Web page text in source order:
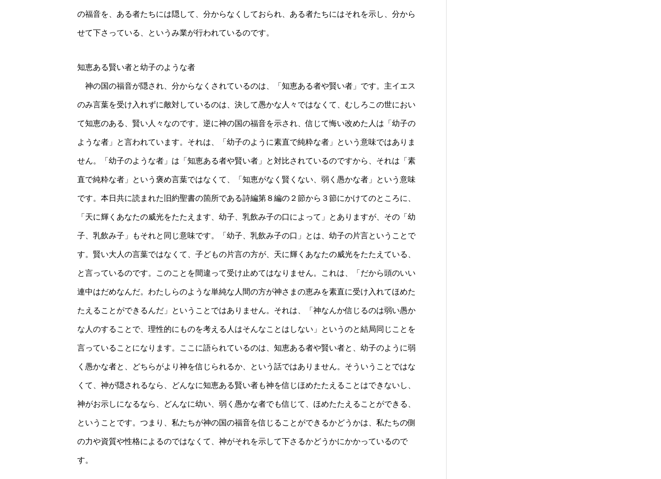
の福音を、ある者たちには隠して、分からなくしておられ、ある者たちにはそれを示し、分から
せて下さっている、というみ業が行われているのです。
知恵ある賢い者と幼子のような者
神の国の福音が隠され、分からなくされているのは、「知恵ある者や賢い者」です。主イエス
のみ言葉を受け入れずに敵対しているのは、決して愚かな人々ではなくて、むしろこの世におい
て知恵のある、賢い人々なのです。逆に神の国の福音を示され、信じて悔い改めた人は「幼子の
ような者」と言われています。それは、「幼子のように素直で純粋な者」という意味ではありま
せん。「幼子のような者」は「知恵ある者や賢い者」と対比されているのですから、それは「素
直で純粋な者」という褒め言葉ではなくて、「知恵がなく賢くない、弱く愚かな者」という意味
です。本日共に読まれた旧約聖書の箇所である詩編第８編の２節から３節にかけてのところに、
「天に輝くあなたの威光をたたえます、幼子、乳飲み子の口によって」とありますが、その「幼
子、乳飲み子」もそれと同じ意味です。「幼子、乳飲み子の口」とは、幼子の片言ということで
す。賢い大人の言葉ではなくて、子どもの片言の方が、天に輝くあなたの威光をたたえている、
と言っているのです。このことを間違って受け止めてはなりません。これは、「だから頭のいい
連中はだめなんだ。わたしらのような単純な人間の方が神さまの恵みを素直に受け入れてほめた
たえることができるんだ」ということではありません。それは、「神なんか信じるのは弱い愚か
な人のすることで、理性的にものを考える人はそんなことはしない」というのと結局同じことを
言っていることになります。ここに語られているのは、知恵ある者や賢い者と、幼子のように弱
く愚かな者と、どちらがより神を信じられるか、という話ではありません。そういうことではな
くて、神が隠されるなら、どんなに知恵ある賢い者も神を信じほめたたえることはできないし、
神がお示しになるなら、どんなに幼い、弱く愚かな者でも信じて、ほめたたえることができる、
ということです。つまり、私たちが神の国の福音を信じることができるかどうかは、私たちの側
の力や資質や性格によるのではなくて、神がそれを示して下さるかどうかにかかっているので
す。